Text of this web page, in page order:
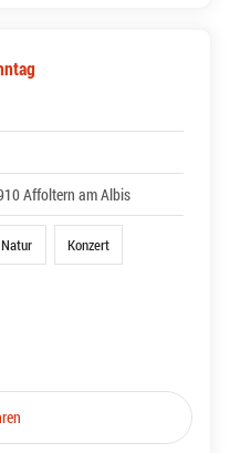
Affoltern am Albis
Natur Konzert